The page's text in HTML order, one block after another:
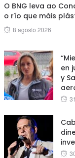
O BNG leva ao
o río que máis
Posted
8 agosto 2026
en
y